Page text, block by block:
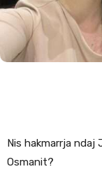
Nis hakmarrja
Osmanit?